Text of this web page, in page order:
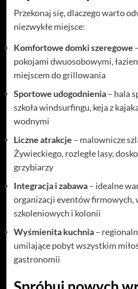
Przekonaj się, dlaczego warto
niezwykłe miejsce:
Komfortowe domki szeregowe
pokojami dwuosobowymi,
miejscem do grillowania
Sportowe udogodnienia– hala
szkoła windsurfingu, keja z
wodnymi
Liczne atrakcje – malownicze
Żywieckiego, rozległe lasy,
grzybiarzy
Integracja i zabawa– idealne
organizacji eventów firmowych,
szkoleniowych i kolonii
Wyśmienita kuchnia–
umilające pobyt wszystkim
gastronomii